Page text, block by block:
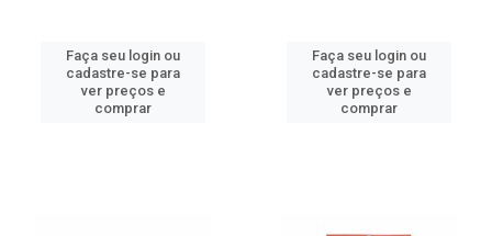
Faça seu login ou
cadastre-se para
ver preços e
comprar
Faça seu login ou
cadastre-se para
ver preços e
comprar